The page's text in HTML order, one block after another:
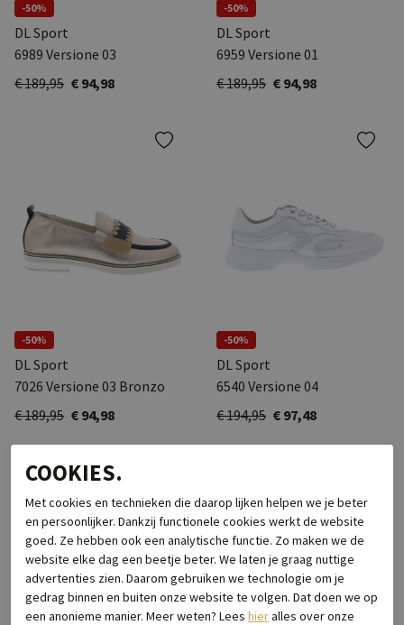
-50%
DL Sport
6989 Versione 03
€ 189,95 € 94,98
-50%
DL Sport
6959 Versione 01
€ 189,95 € 94,98
-50%
DL Sport
7026 Versione 03 Bronzo
€ 189,95 € 94,98
-50%
DL Sport
6540 Versione 04
€ 194,95 € 97,48
COOKIES.
Met cookies en technieken die daarop lijken helpen we je beter
en persoonlijker. Dankzij functionele cookies werkt de website
goed. Ze hebben ook een analytische functie. Zo maken we de
website elke dag een beetje beter. We laten je graag nuttige
advertenties zien. Daarom gebruiken we technologie om je
gedrag binnen en buiten onze website te volgen. Dat doen we op
een anonieme manier. Meer weten? Lees hieralles over onze